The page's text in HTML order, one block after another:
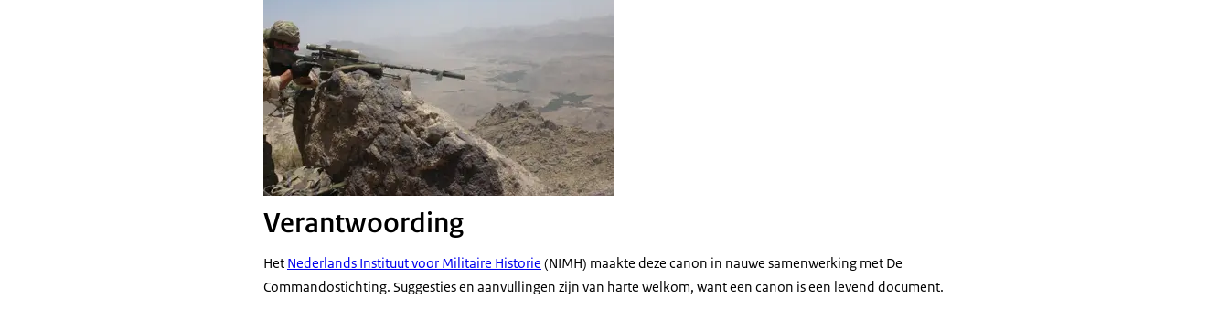
Verantwoording
Het Nederlands Instituut voor Militaire Historie (NIMH) maakte deze canon in nauwe samenwerking met De
Commandostichting. Suggesties en aanvullingen zijn van harte welkom, want een canon is een levend document.